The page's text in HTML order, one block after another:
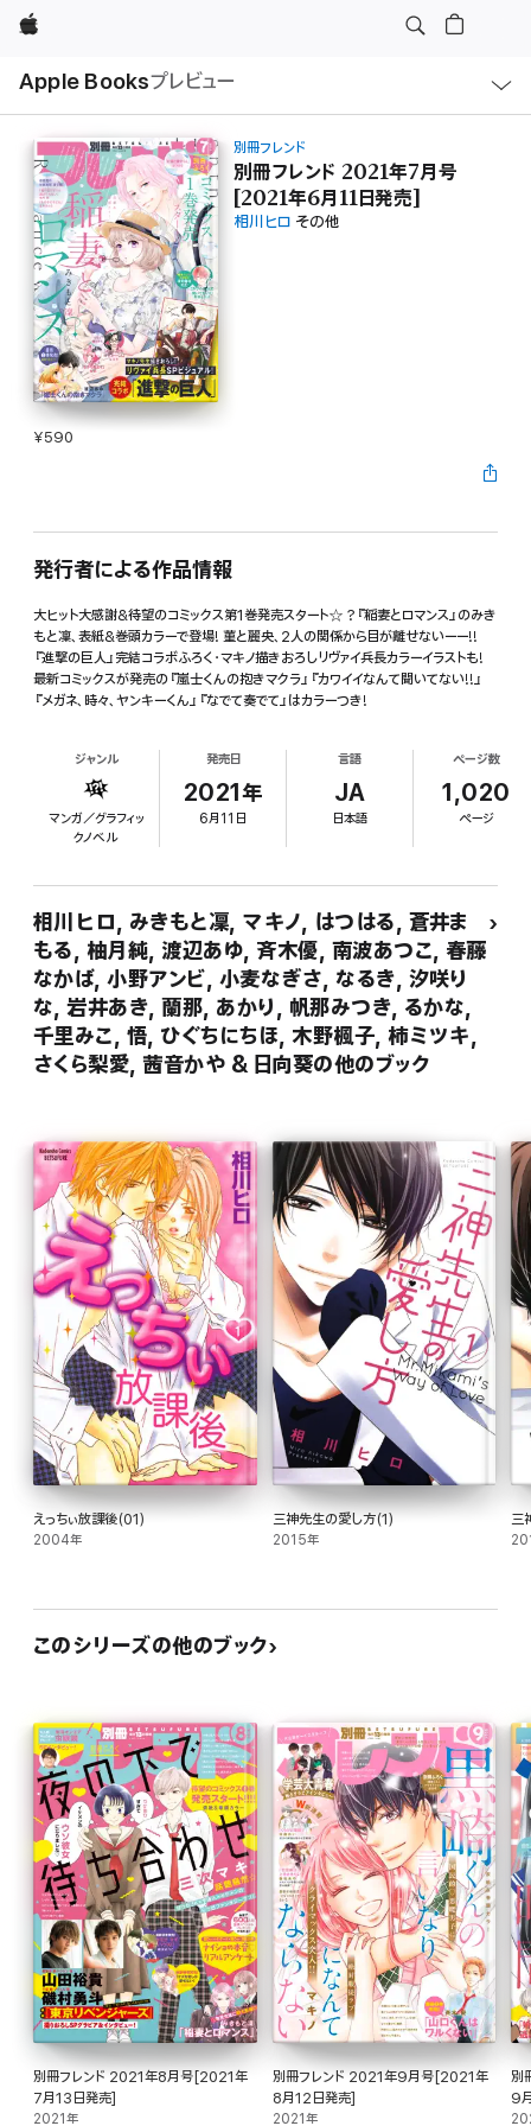
Apple
Apple Booksプレビュー
ル
別冊フレンド
別冊フレンド 2021年7月号
[2021年6月11日発売]
相川ヒロ その他
¥590
発行者による作品情報
大ヒット大感謝&待望のコミックス第1巻発売スタート☆ ?『稲妻とロマンス』のみき
もと凜、表紙&巻頭カラーで登場! 菫と麗央、2人の関係から目が離せないーー!!
『進撃の巨人』完結コラボふろく・マキノ描きおろしリヴァイ兵長カラーイラストも!
最新コミックスが発売の『嵐士くんの抱きマクラ』『カワイイなんて聞いてない!!』
『メガネ、時々、ヤンキーくん』『なでて奏でて』はカラーつき!
ジャンル
マンガ／グラフィッ
クノベル
発売日
2021年
6月11日
言語
JA
日本語
ページ数
1,020
ページ
相川ヒロ, みきもと凜, マキノ, はつはる, 蒼井ま
もる, 柚月純, 渡辺あゆ, 斉木優, 南波あつこ, 春藤
なかば, 小野アンビ, 小麦なぎさ, なるき, 汐咲り
な, 岩井あき, 蘭那, あかり, 帆那みつき, るかな,
千里みこ, 悟, ひぐちにちほ, 木野楓子, 柿ミツキ,
さくら梨愛, 茜音かや & 日向葵の他のブック
えっちぃ放課後(01)
2004年
三神先生の愛し方(1)
2015年
三
このシリーズの他のブック
別冊フレンド 2021年8月号[2021年
7月13日発売]
2021年
別冊フレンド 2021年9月号[2021年
8月12日発売]
2021年
別
9